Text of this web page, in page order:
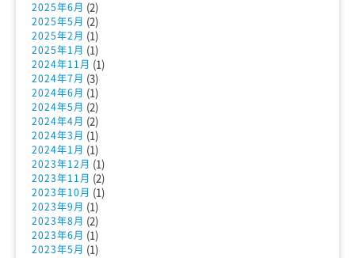
2025年6月 (2)
2025年5月 (2)
2025年2月 (1)
2025年1月 (1)
2024年11月 (1)
2024年7月 (3)
2024年6月 (1)
2024年5月 (2)
2024年4月 (2)
2024年3月 (1)
2024年1月 (1)
2023年12月 (1)
2023年11月 (2)
2023年10月 (1)
2023年9月 (1)
2023年8月 (2)
2023年6月 (1)
2023年5月 (1)